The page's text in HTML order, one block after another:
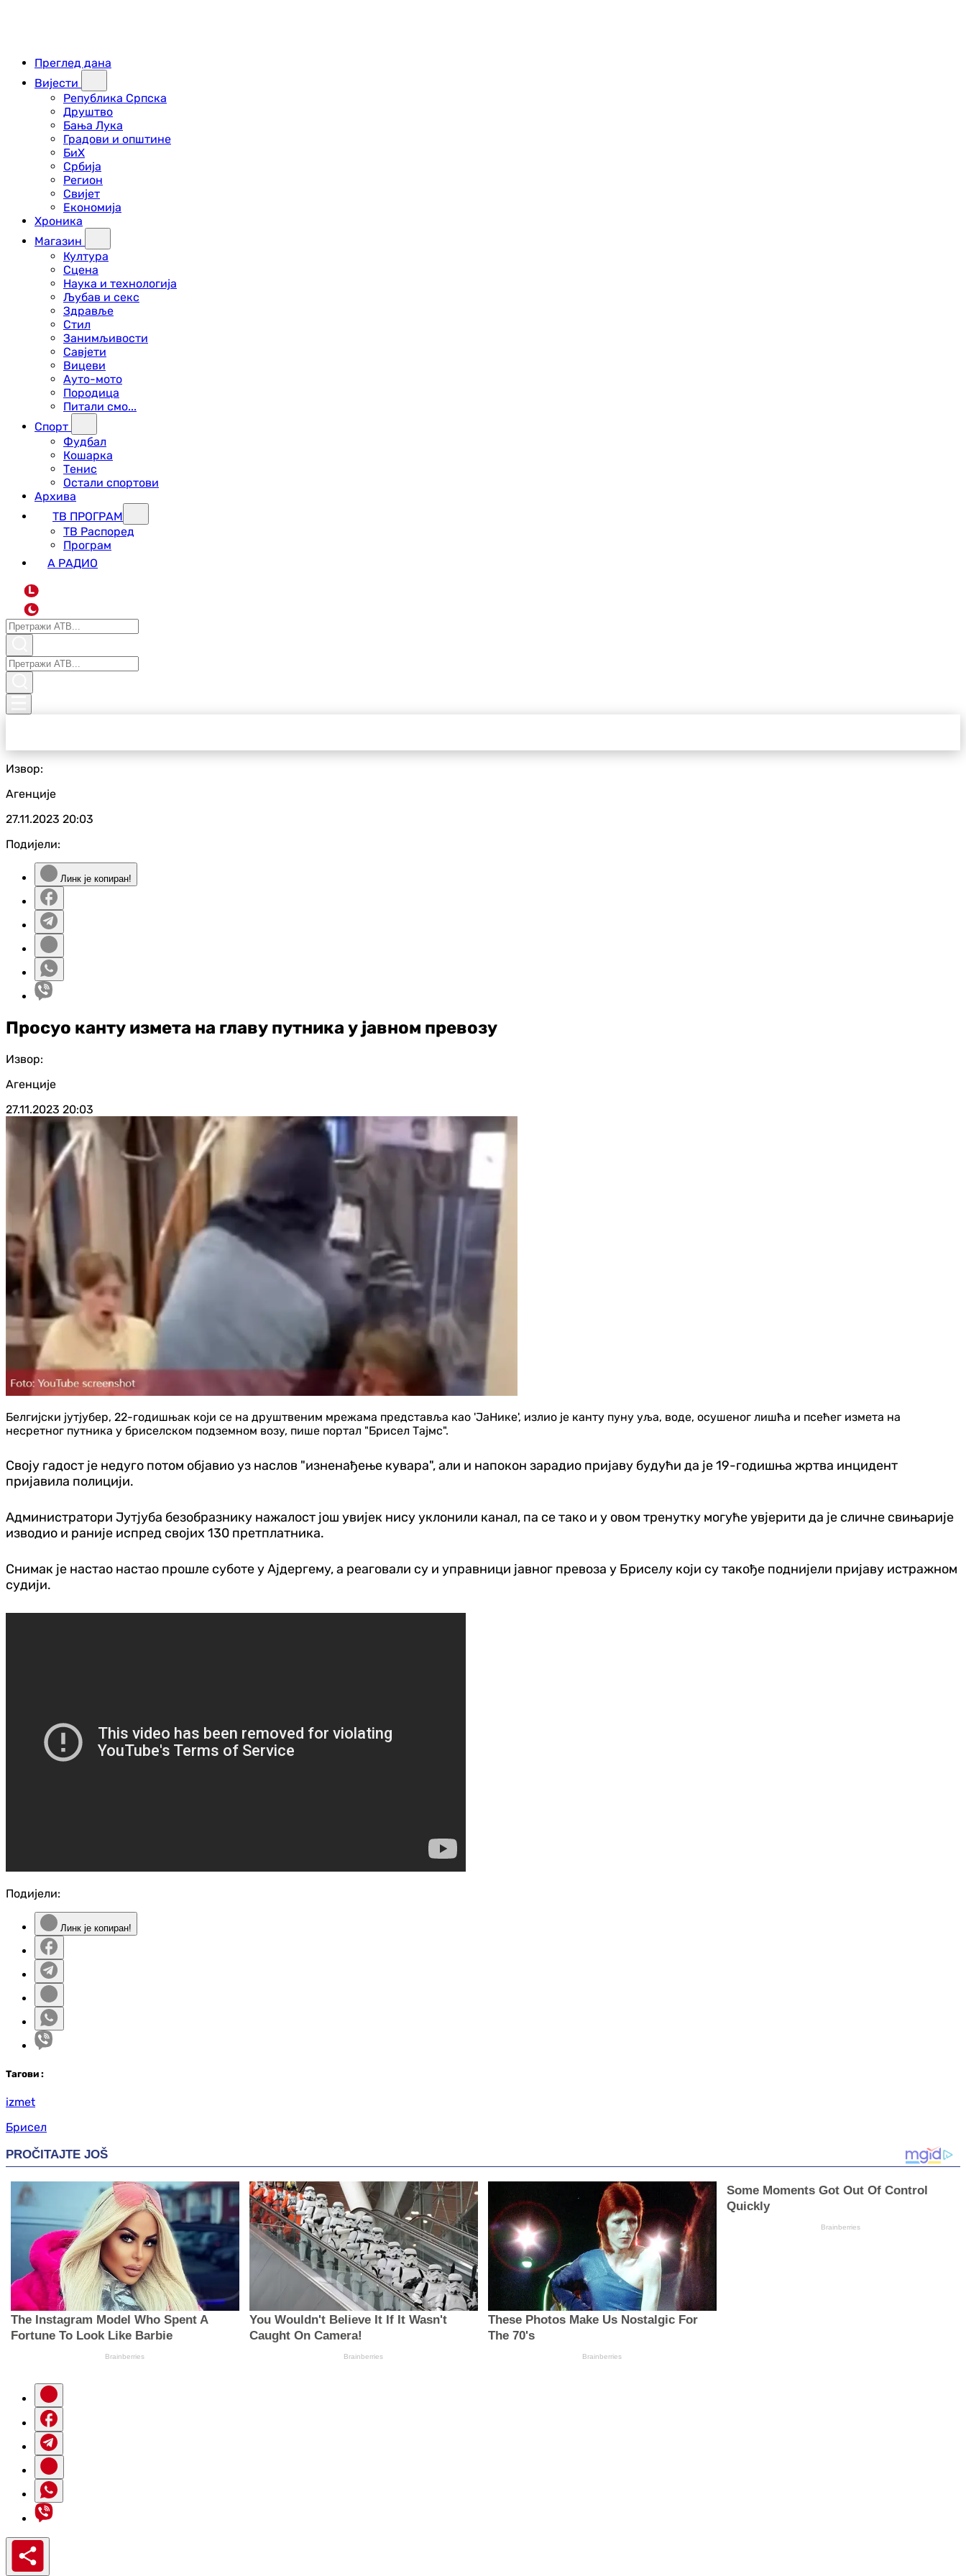
Преглед дана
Вијести
Република Српска
Друштво
Бања Лука
Градови и општине
БиХ
Србија
Регион
Свијет
Економија
Хроника
Магазин
Култура
Сцена
Наука и технологија
Љубав и секс
Здравље
Стил
Занимљивости
Савјети
Вицеви
Ауто-мото
Породица
Питали смо...
Спорт
Фудбал
Кошарка
Тенис
Остали спортови
Архива
ТВ ПРОГРАМ
ТВ Распоред
Програм
А РАДИО
L
Извор:
Агенције
27.11.2023 20:03
Подијели:
Линк је копиран!
Просуо канту измета на главу путника у јавном превозу
Извор:
Агенције
27.11.2023 20:03
Белгијски јутјубер, 22-годишњак који се на друштвеним мрежама представља као 'ЈаНике', излио је канту пуну уља, воде, осушеног лишћа и псећег измета на
несретног путника у бриселском подземном возу, пише портал "Брисел Тајмс".
Своју гадост је недуго потом објавио уз наслов "изненађење кувара", али и напокон зарадио пријаву будући да је 19-годишња жртва инцидент
пријавила полицији.
Администратори Јутјуба безобразнику нажалост још увијек нису уклонили канал, па се тако и у овом тренутку могуће увјерити да је сличне свињарије
изводио и раније испред својих 130 претплатника.
Снимак је настао настао прошле суботе у Ајдергему, а реаговали су и управници јавног превоза у Бриселу који су такође поднијели пријаву истражном
судији.
Подијели:
Линк је копиран!
Тагови :
izmet
Брисел